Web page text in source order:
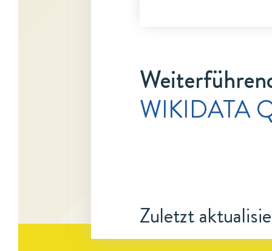
WIKIDATA
Zuletzt